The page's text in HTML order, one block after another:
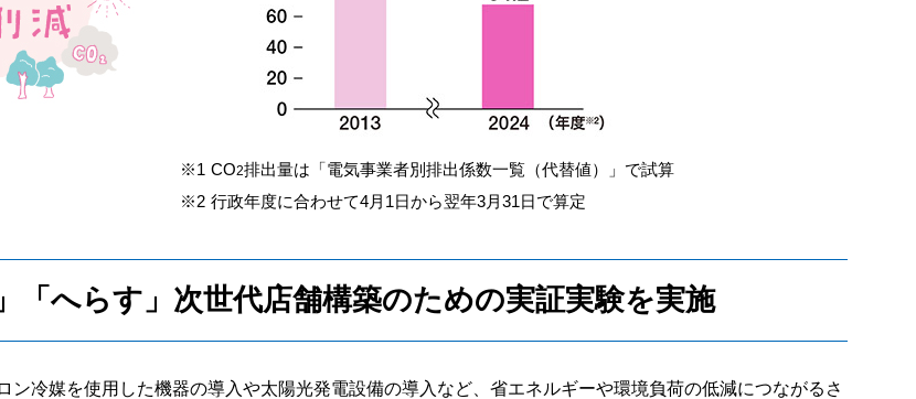
CO2排出量は「電気事業者別排出係数一覧（代替値）」で試算
行政年度に合わせて4月1日から翌年3月31日で算定
へらす」次世代店舗構築のための実証実験を実施
冷媒を使用した機器の導入や太陽光発電設備の導入など、省エネルギーや環境負荷の低減につながるさ